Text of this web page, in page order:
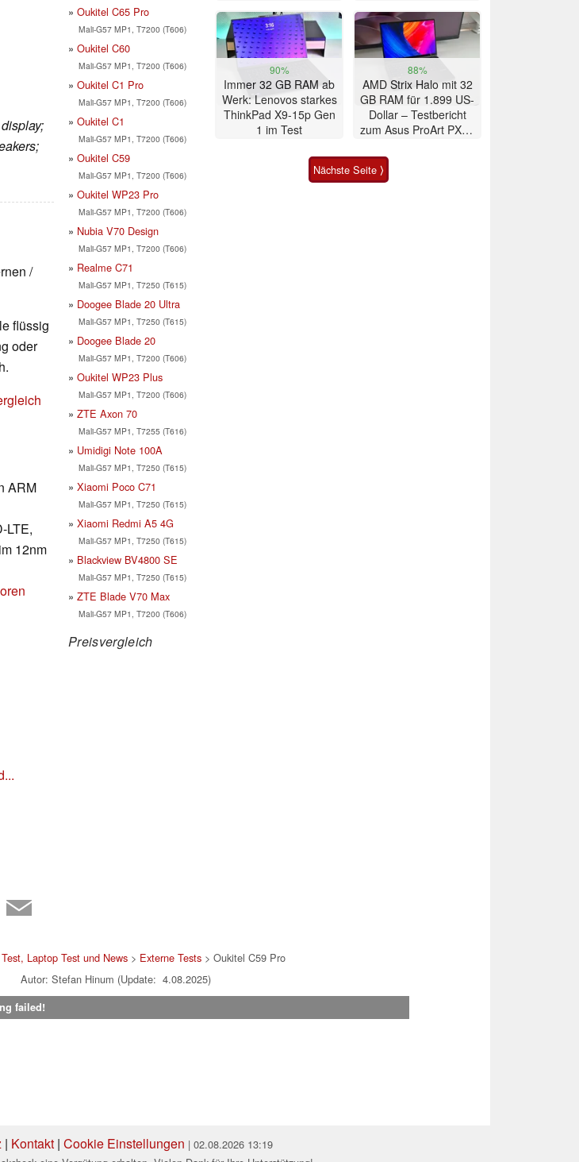
/
flüssig
oder
ARM
LTE,
12nm
Oukitel C65 Pro
Mali-G57 MP1, T7200 (T606)
Oukitel C60
Mali-G57 MP1, T7200 (T606)
Oukitel C1 Pro
Mali-G57 MP1, T7200 (T606)
Oukitel C1
Mali-G57 MP1, T7200 (T606)
Oukitel C59
Mali-G57 MP1, T7200 (T606)
Oukitel WP23 Pro
Mali-G57 MP1, T7200 (T606)
Nubia V70 Design
Mali-G57 MP1, T7200 (T606)
Realme C71
Mali-G57 MP1, T7250 (T615)
Doogee Blade 20 Ultra
Mali-G57 MP1, T7250 (T615)
Doogee Blade 20
Mali-G57 MP1, T7200 (T606)
Oukitel WP23 Plus
Mali-G57 MP1, T7200 (T606)
ZTE Axon 70
Mali-G57 MP1, T7255 (T616)
Umidigi Note 100A
Mali-G57 MP1, T7250 (T615)
Xiaomi Poco C71
Mali-G57 MP1, T7250 (T615)
Xiaomi Redmi A5 4G
Mali-G57 MP1, T7250 (T615)
Blackview BV4800 SE
Mali-G57 MP1, T7250 (T615)
ZTE Blade V70 Max
Mali-G57 MP1, T7200 (T606)
Preisvergleich
Smartphone im Test
90%
Immer 32 GB RAM ab
Werk: Lenovos starkes
ThinkPad X9-15p Gen
1 im Test
88%
AMD Strix Halo mit 32
GB RAM für 1.899 US-
Dollar – Testbericht
zum Asus ProArt PX13
Nächste Seite ⟩
Laptop Test und News> Externe Tests> Oukitel C59 Pro
Autor: Stefan Hinum (Update: 4.08.2025)
failed!
| Kontakt | Cookie Einstellungen | 02.08.2026 13:19